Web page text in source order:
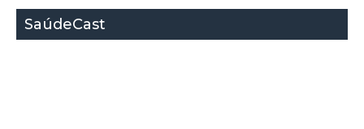
SaúdeCast